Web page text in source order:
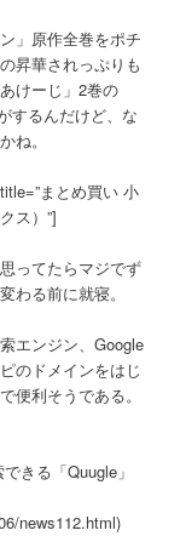
」原作全巻をポチ
昇華されっぷりも
けーじ」2巻の
するんだけど、な
ね。
まとめ買い 小
ス）”]
ってたらマジでず
わる前に就寝。
エンジン、Google
のドメインをはじ
便利そうである。
きる「Quugle」
news112.html)